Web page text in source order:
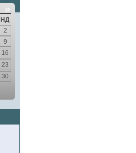
»
НД
2
9
16
23
30